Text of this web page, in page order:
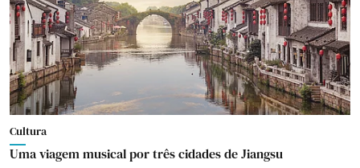
Cultura
Uma viagem musical por três cidades de Jiangsu